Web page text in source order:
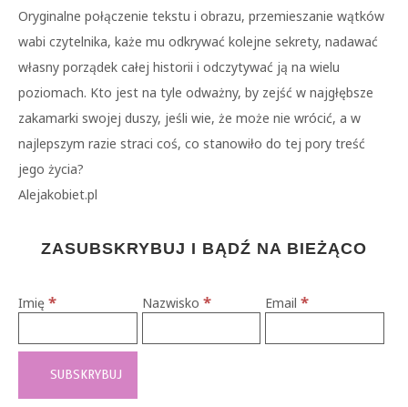
Oryginalne połączenie tekstu i obrazu, przemieszanie wątków
wabi czytelnika, każe mu odkrywać kolejne sekrety, nadawać
własny porządek całej historii i odczytywać ją na wielu
poziomach. Kto jest na tyle odważny, by zejść w najgłębsze
zakamarki swojej duszy, jeśli wie, że może nie wrócić, a w
najlepszym razie straci coś, co stanowiło do tej pory treść
jego życia?
Alejakobiet.pl
ZASUBSKRYBUJ I BĄDŹ NA BIEŻĄCO
Imię * Nazwisko * Email*